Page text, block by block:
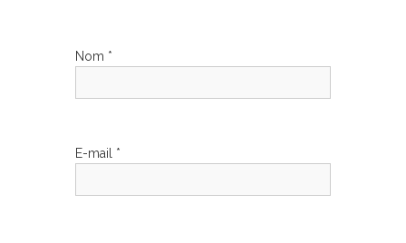
a
r
i
Nom *
E-mail *